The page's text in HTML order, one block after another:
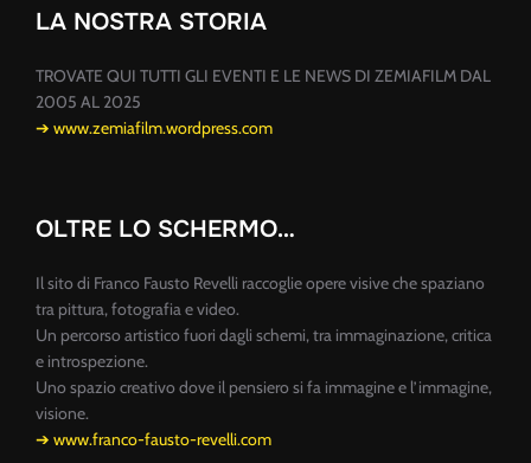
LA NOSTRA STORIA
TROVATE QUI TUTTI GLI EVENTI E LE NEWS DI ZEMIAFILM DAL
2005 AL 2025
➔ www.zemiafilm.wordpress.com
OLTRE LO SCHERMO…
Il sito di Franco Fausto Revelli raccoglie opere visive che spaziano
tra pittura, fotografia e video.
Un percorso artistico fuori dagli schemi, tra immaginazione, critica
e introspezione.
Uno spazio creativo dove il pensiero si fa immagine e l’immagine,
visione.
➔ www.franco-fausto-revelli.com